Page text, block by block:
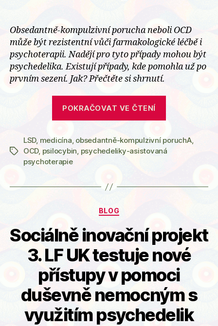
Obsedantně-kompulzivní porucha neboli OCD
může být rezistentní vůči farmakologické léčbě i
psychoterapii. Nadějí pro tyto případy mohou být
psychedelika. Existují případy, kde pomohla už po
prvním sezení. Jak? Přečtěte si shrnutí.
POKRAČOVAT VE ČTENÍ
pro
těžce
prvním
sezení“
Štítky
LSD, medicína, obsedantně-kompulzivní poruchA,
OCD, psilocybin, psychedeliky-asistovaná
psychoterapie
Rubriky
BLOG
Sociálně inovační projekt
3. LF UK testuje nové
přístupy v pomoci
duševně nemocným s
využitím psychedelik